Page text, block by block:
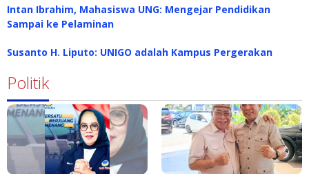
Intan Ibrahim, Mahasiswa UNG: Mengejar Pendidikan
Sampai ke Pelaminan
Susanto H. Liputo: UNIGO adalah Kampus Pergerakan
Politik